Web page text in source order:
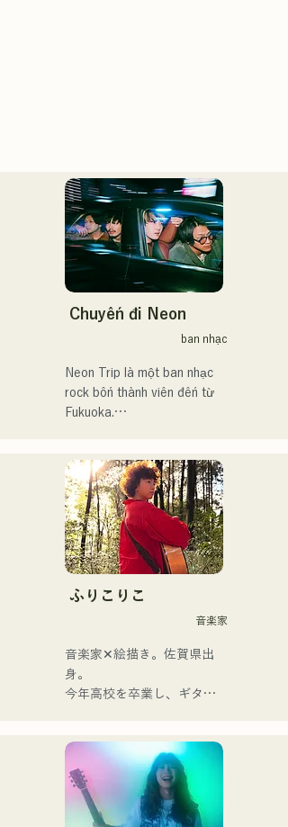
Chuyến đi Neon
ban nhạc
Neon Trip là một ban nhạc
rock bốn thành viên đến từ
Fukuoka.
albatross thành Neon Trip
vào tháng 11 năm 2023.
Tinh hoa nhạc pop rock
được thổi hồn vào những ca
khúc hoài niệm, do giọng ca
kiêm nghệ sĩ guitar Yuma
đôi khi mãnh liệt, kết hợp
với nguồn gốc âm nhạc đa
dạng của các thành viên, đã
cái tên "Reiwa Kayo Rock".
ふりこりこ
音楽家
音楽家✕絵描き。佐賀県出
身。
今年高校を卒業し、ギター
行う傍ら、大胆な色彩感覚
を活かしたアート制作に励
む。枠に収まりきれないマ
ルチな表現スタイルを確立